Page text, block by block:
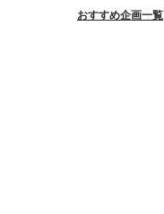
おすすめ企画一覧